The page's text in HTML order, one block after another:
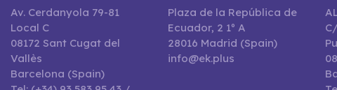
Av. Cerdanyola 79-81
Local C
08172 Sant Cugat del
Vallès
Barcelona (Spain)
Plaza de la República de
Ecuador, 2 1º A
28016 Madrid (Spain)
info@ek.plus